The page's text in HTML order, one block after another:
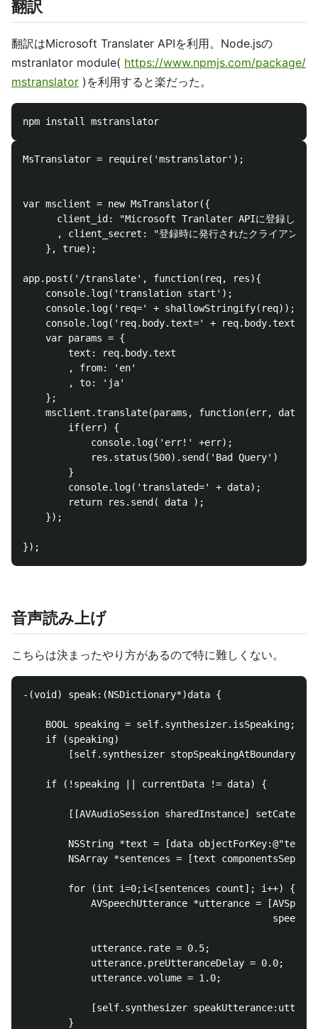
翻訳
翻訳はMicrosoft Translater APIを利用。Node.jsの
mstranlator module( https://www.npmjs.com/package/
mstranslator )を利用すると楽だった。
MsTranslator = require('mstranslator');
var msclient = new MsTranslator({
client_id: "Microsoft Tranlater APIに登録した
, client_secret: "登録時に発行されたクライアント
    }, true);
app.post('/translate', function(req, res){
    };
    msclient.translate(params, function(err, data) {
    });
音声読み上げ
こちらは決まったやり方があるので特に難しくない。
-(void) speak:(NSDictionary*)data {
    BOOL speaking = self.synthesizer.isSpeaking;
    if (speaking)
[self.synthesizer
    if (!speaking || currentData != data) {
[[AVAudioSession sharedInstance]
NSString *text = [data
NSArray *sentences = [text
        for (int i=0;i<[sentences count]; i++) {
AVSpeechUtterance *utterance =
            utterance.rate = 0.5;
            utterance.preUtteranceDelay = 0.0;
            utterance.volume = 1.0;
[self.synthesizer
        }